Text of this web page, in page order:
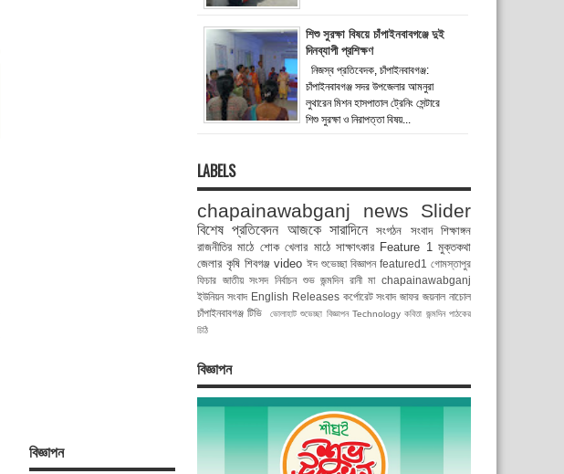
বিজ্ঞাপন
শিশু সুরক্ষা বিষয়ে চাঁপাইনবাবগঞ্জে দুই
দিনব্যাপী প্রশিক্ষণ
নিজস্ব প্রতিবেদক, চাঁপাইনবাবগঞ্জ:
চাঁপাইনবাবগঞ্জ সদর উপজেলার আমনুরা
লুথারেন মিশন হাসপাতাল ট্রেনিং সেন্টারে
শিশু সুরক্ষা ও নিরাপত্তা বিষয়...
LABELS
chapainawabganj news Slider
বিশেষ প্রতিবেদন আজকে সারাদিনে সংগঠন সংবাদ
শিক্ষাঙ্গন
রাজনীতির মাঠে শোক খেলার মাঠে সাক্ষাৎকার Feature 1 মুক্তকথা
জেলার কৃষি শিবগঞ্জ video ঈদ শুভেচ্ছা বিজ্ঞাপন featured1 গোমস্তাপুর
ফিচার জাতীয় সংসদ নির্বাচন শুভ জন্মদিন রানী মা chapainawabganj
ইউনিয়ন সংবাদ English Releases কর্পোরেট সংবাদ জাফর জয়নাল নাচোল
চাঁপাইনবাবগঞ্জ টিভি
ভোলাহাট শুভেচ্ছা বিজ্ঞাপন Technology কবিতা জন্মদিন পাঠকের
চিঠি
বিজ্ঞাপন